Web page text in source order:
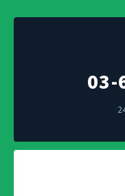
03-